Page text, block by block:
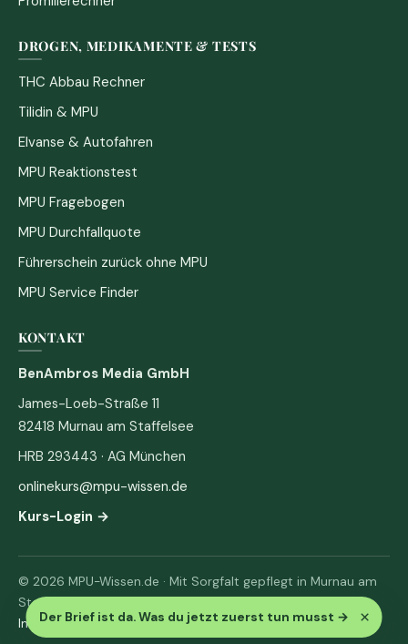
Der Brief ist da. Was du jetzt zuerst tun musst → ×
DROGEN, MEDIKAMENTE & TESTS
THC Abbau Rechner
Tilidin & MPU
Elvanse & Autofahren
MPU Reaktionstest
MPU Fragebogen
MPU Durchfallquote
Führerschein zurück ohne MPU
MPU Service Finder
KONTAKT
BenAmbros Media GmbH
James-Loeb-Straße 11
82418 Murnau am Staffelsee
HRB 293443 · AG München
onlinekurs@mpu-wissen.de
Kurs-Login →
© 2026 MPU-Wissen.de · Mit Sorgfalt gepflegt in Murnau am
Staffelsee
Impressum· Datenschutz & AGB